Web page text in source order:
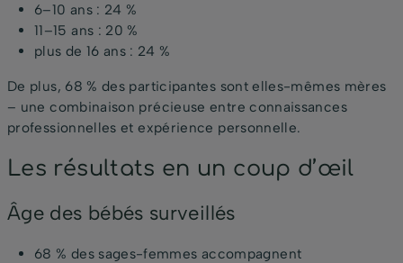
6–10 ans : 24 %
11–15 ans : 20 %
plus de 16 ans : 24 %
De plus, 68 % des participantes sont elles-mêmes mères
– une combinaison précieuse entre connaissances
professionnelles et expérience personnelle.
Les résultats en un coup d’œil
Âge des bébés surveillés
68 % des sages-femmes accompagnent